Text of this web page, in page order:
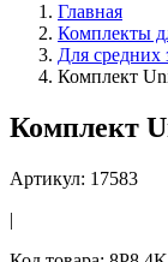
Главная
Комплекты
Для средних
Комплект
Комплект
Артикул: 17583
|